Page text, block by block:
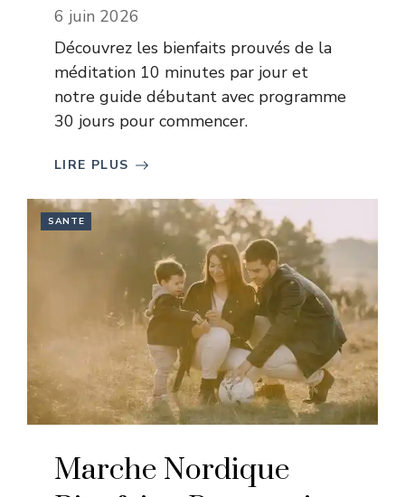
6 juin 2026
Découvrez les bienfaits prouvés de la
méditation 10 minutes par jour et
notre guide débutant avec programme
30 jours pour commencer.
LIRE PLUS
SANTE
Marche Nordique